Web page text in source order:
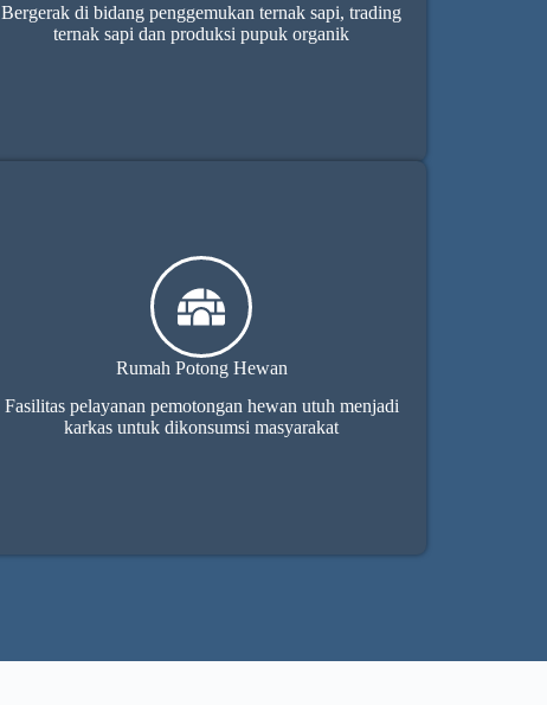
Bergerak di bidang penggemukan ternak sapi, trading
ternak sapi dan produksi pupuk organik
Rumah Potong Hewan
Fasilitas pelayanan pemotongan hewan utuh menjadi
karkas untuk dikonsumsi masyarakat